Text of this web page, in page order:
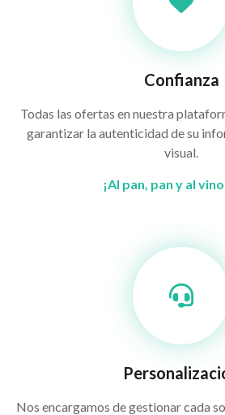
Confianza
Todas las ofertas en nuestra
garantizar la autenticidad de su
visual.
¡Al pan, pan y al
Nos encargamos de gestionar cada